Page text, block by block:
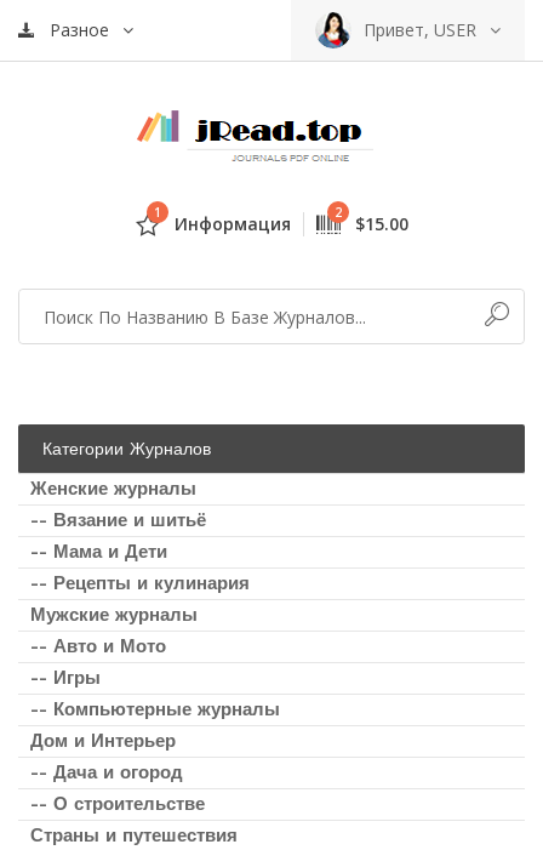
Разное Привет, USER
1 Информация 2 $15.00
Категории Журналов
Женские журналы
-- Вязание и шитьё
-- Мама и Дети
-- Рецепты и кулинария
Мужские журналы
-- Авто и Мото
-- Игры
-- Компьютерные журналы
Дом и Интерьер
-- Дача и огород
-- О строительстве
Страны и путешествия